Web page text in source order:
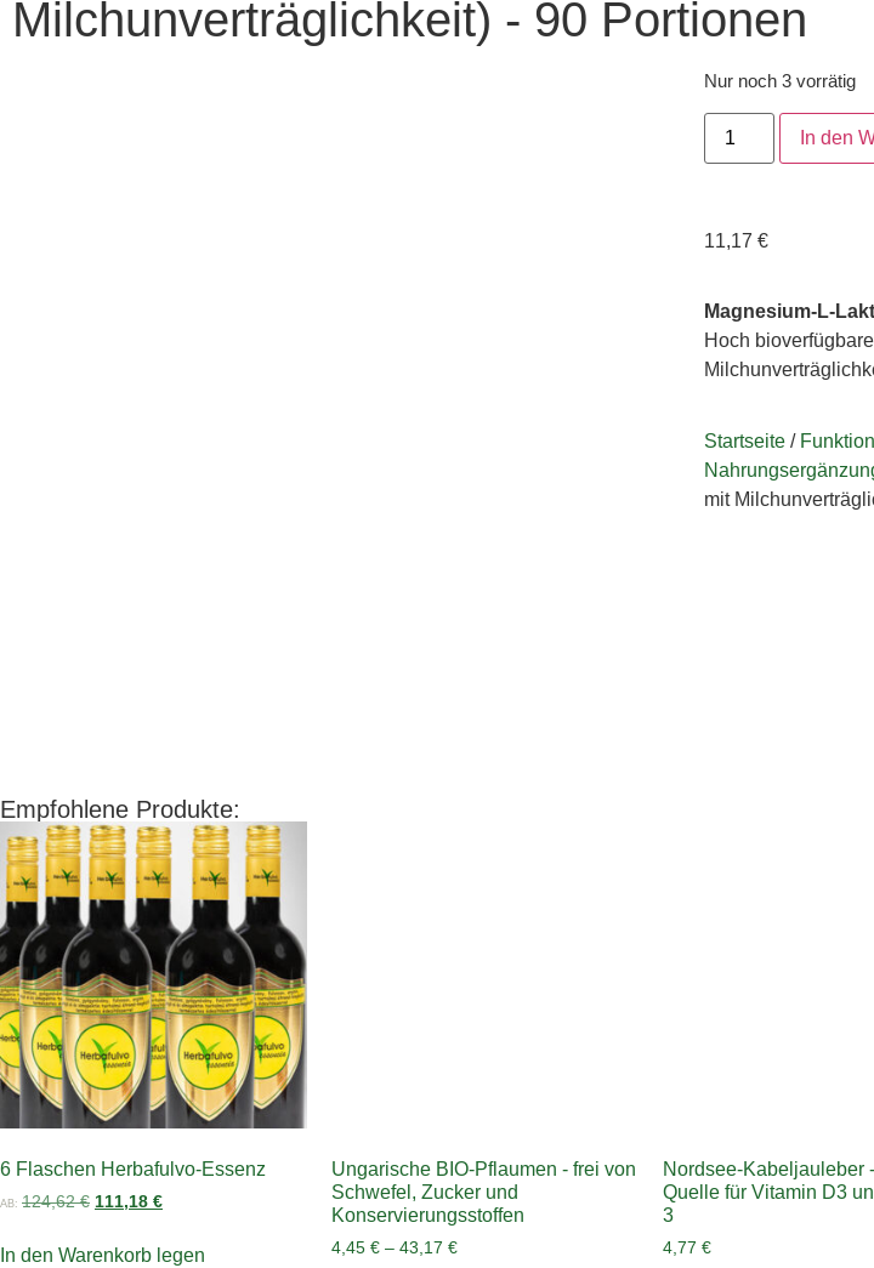
Milchunverträglichkeit) - 90 Portionen
Nur noch 3 vorrätig
In den
11,17 €
Magnesium-L-
Hoch
Startseite /
mit
Empfohlene Produkte:
6 Flaschen Herbafulvo-Essenz
AB: 124,62€ 111,18 €
In den Warenkorb legen
Ungarische BIO-Pflaumen - frei von
Schwefel, Zucker und
Konservierungsstoffen
4,45 € – 43,17 €
Nordsee-Kabeljauleber
Quelle für Vitamin D3
3
4,77 €